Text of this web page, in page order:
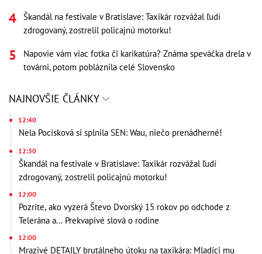
Škandál na festivale v Bratislave: Taxikár rozvážal ľudí
zdrogovaný, zostrelil policajnú motorku!
Napovie vám viac fotka či karikatúra? Známa speváčka drela v
továrni, potom pobláznila celé Slovensko
NAJNOVŠIE ČLÁNKY
12:40
Nela Pocisková si splnila SEN: Wau, niečo prenádherné!
12:30
Škandál na festivale v Bratislave: Taxikár rozvážal ľudí
zdrogovaný, zostrelil policajnú motorku!
12:00
Pozrite, ako vyzerá Števo Dvorský 15 rokov po odchode z
Telerána a... Prekvapivé slová o rodine
12:00
Mrazivé DETAILY brutálneho útoku na taxikára: Mladíci mu